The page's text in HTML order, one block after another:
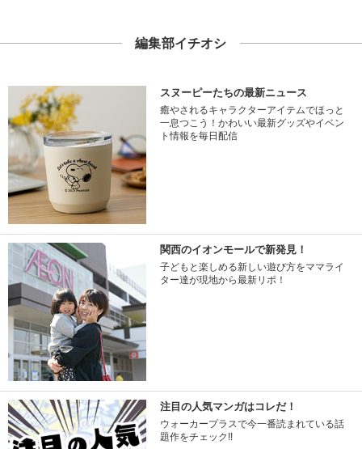
編集部イチオシ
スヌーピーたちの最新ニュース
癒やされるキャラクターアイテムでほっと
一息つこう！かわいい最新グッズやイベン
ト情報を毎日配信
関西のイオンモールで新発見！
子どもと楽しめる新しい遊び方をママライ
ター達が現地から最新リポ！
注目の人気マンガはコレだ！
ウォーカープラスで今一番読まれている話
題作をチェック!!